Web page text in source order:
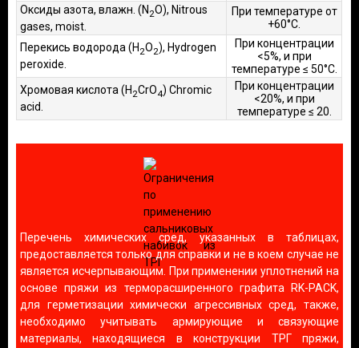
Оксиды азота, влажн. (N 2O), Nitrous
gases, moist.
При температуре от
+60°С.
Перекись водорода (H 2O2), Hydrogen
peroxide.
При концентрации
<5%, и при
температуре ≤ 50°С.
Хромовая кислота (H 2CrO4) Chromic
acid.
При концентрации
<20%, и при
температуре ≤ 20.
Перечень химических сред, указанных в таблицах,
предоставляется только для справки и не в коем случае не
является исчерпывающим. При применении уплотнений на
основе пряжи из терморасширенного графита RK-PACK,
для герметизации химически агрессивных сред, также,
необходимо учитывать армирующие и связующие
материалы, находящиеся в конструкции ТРГ пряжи,